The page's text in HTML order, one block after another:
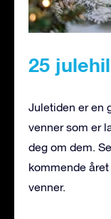
25
Juletiden er en
venner som er
deg om dem.
kommende
venner.